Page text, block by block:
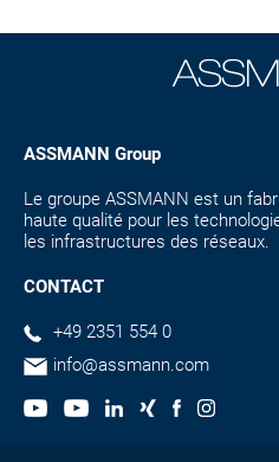
ASSMANN Group
Le groupe ASSMANN est un
haute qualité pour les
les infrastructures des réseaux.
CONTACT
+49 2351 554 0
info@assmann.com